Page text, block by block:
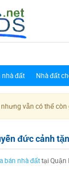
nhà đất Nhà đất
vẫn có thể còn
đức cảnh
bán nhà đấttại Quận